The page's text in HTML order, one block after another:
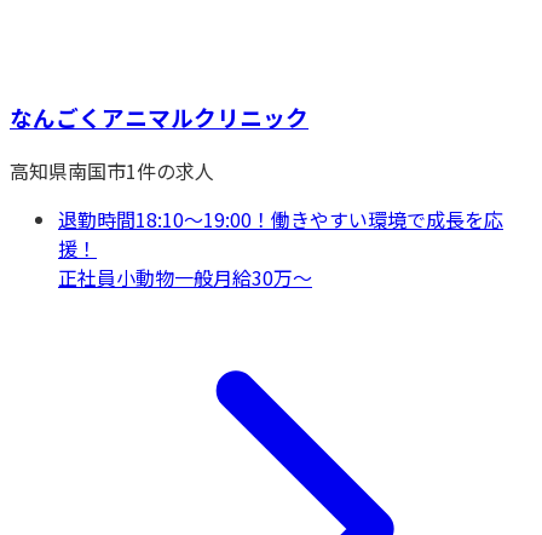
なんごくアニマルクリニック
高知県南国市1件の求人
退勤時間18:10～19:00！働きやすい環境で成長を応
援！
正社員小動物一般月給30万〜